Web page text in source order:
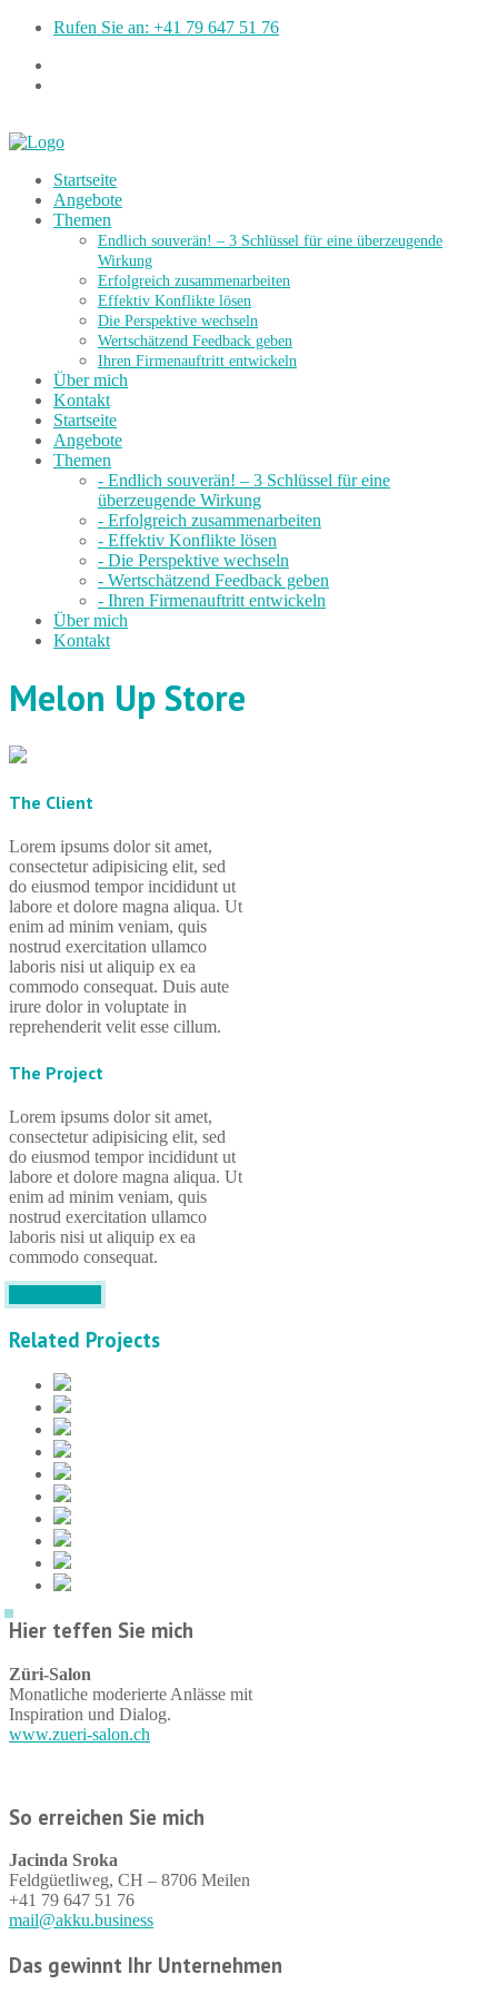
Rufen Sie an: +41 79 647 51 76
Startseite
Angebote
Themen
Endlich souverän! – 3 Schlüssel für eine überzeugende
Wirkung
Erfolgreich zusammenarbeiten
Effektiv Konflikte lösen
Die Perspektive wechseln
Wertschätzend Feedback geben
Ihren Firmenauftritt entwickeln
Über mich
Kontakt
Startseite
Angebote
Themen
- Endlich souverän! – 3 Schlüssel für eine
überzeugende Wirkung
- Erfolgreich zusammenarbeiten
- Effektiv Konflikte lösen
- Die Perspektive wechseln
- Wertschätzend Feedback geben
- Ihren Firmenauftritt entwickeln
Über mich
Kontakt
Melon Up Store
The Client
Lorem ipsums dolor sit amet,
consectetur adipisicing elit, sed
do eiusmod tempor incididunt ut
labore et dolore magna aliqua. Ut
enim ad minim veniam, quis
nostrud exercitation ullamco
laboris nisi ut aliquip ex ea
commodo consequat. Duis aute
irure dolor in voluptate in
reprehenderit velit esse cillum.
The Project
Lorem ipsums dolor sit amet,
consectetur adipisicing elit, sed
do eiusmod tempor incididunt ut
labore et dolore magna aliqua. Ut
enim ad minim veniam, quis
nostrud exercitation ullamco
laboris nisi ut aliquip ex ea
commodo consequat.
Related Projects
Hier teffen Sie mich
Züri-Salon
Monatliche moderierte Anlässe mit
Inspiration und Dialog.
www.zueri-salon.ch
So erreichen Sie mich
Jacinda Sroka
Feldgüetliweg, CH – 8706 Meilen
+41 79 647 51 76
mail@akku.business
Das gewinnt Ihr Unternehmen